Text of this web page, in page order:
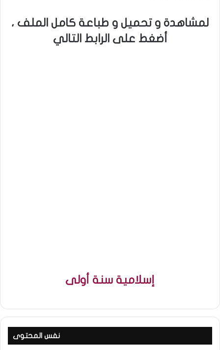
لمشاهدة و تحميل و طباعة كامل الملف ،
أضغط على الرابط التالي
إسلامية سنة أولى
نفس المحتوى